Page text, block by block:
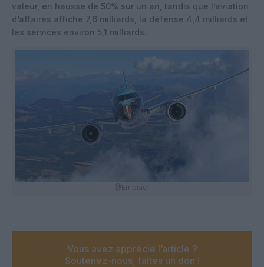
valeur, en hausse de 50% sur un an, tandis que l’aviation
d’affaires affiche 7,6 milliards, la défense 4,4 milliards et
les services environ 5,1 milliards.
@Embraer
Vous avez apprécié l’article ?
Soutenez-nous, faites un don !